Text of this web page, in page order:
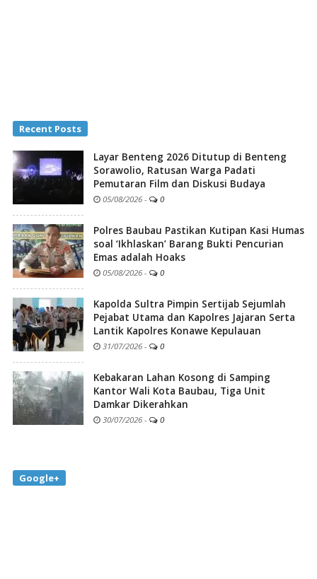
Recent Posts
Layar Benteng 2026 Ditutup di Benteng
Sorawolio, Ratusan Warga Padati
Pemutaran Film dan Diskusi Budaya
05/08/2026 - 0
Polres Baubau Pastikan Kutipan Kasi Humas
soal ‘Ikhlaskan’ Barang Bukti Pencurian
Emas adalah Hoaks
05/08/2026 - 0
Kapolda Sultra Pimpin Sertijab Sejumlah
Pejabat Utama dan Kapolres Jajaran Serta
Lantik Kapolres Konawe Kepulauan
31/07/2026 - 0
Kebakaran Lahan Kosong di Samping
Kantor Wali Kota Baubau, Tiga Unit
Damkar Dikerahkan
30/07/2026 - 0
Google+